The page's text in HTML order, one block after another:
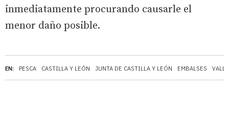
EN: PESCA CASTILLA Y LEÓN JUNTA DE CASTILLA Y LEÓN EMBALSES
inmediatamente procurando causarle el
menor daño posible.